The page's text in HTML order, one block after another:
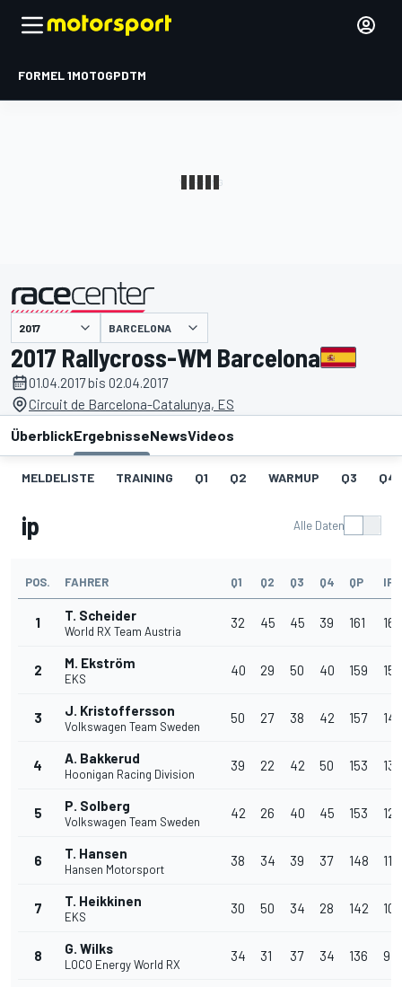
FORMEL 1MOTOGPDTM
BARCELONA
2017 Rallycross-WM Barcelona
01.04.2017 bis 02.04.2017
Circuit de Barcelona-Catalunya, ES
ÜberblickErgebnisseNewsVideos
MELDELISTE TRAINING Q1 Q2 WARMUP Q3 Q4
ip Alle Daten
POS. FAHRER Q1 Q2 Q3 Q4 QP IP
1 T. Scheider
World RX Team Austria
32 45 45 39 161 16
2 M. Ekström
EKS
40 29 50 40 159 15
3 J. Kristoffersson
Volkswagen Team Sweden
50 27 38 42 157 14
4 A. Bakkerud
Hoonigan Racing Division
39 22 42 50 153 13
5 P. Solberg
Volkswagen Team Sweden
42 26 40 45 153 12
6 T. Hansen
Hansen Motorsport
38 34 39 37 148 11
7 T. Heikkinen
EKS
30 50 34 28 142 10
8 G. Wilks
LOCO Energy World RX
34 31 37 34 136 9